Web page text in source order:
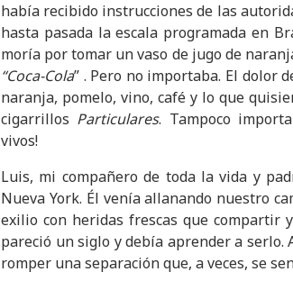
había recibido instrucciones de las
hasta pasada la escala programada en
moría por tomar un vaso de jugo de
“Coca-Cola” . Pero no importaba. El dolor
naranja, pomelo, vino, café y lo que
cigarrillos Particulares. Tampoco
vivos!
Luis, mi compañero de toda la vida y
Nueva York. Él venía allanando nuestro
exilio con heridas frescas que compartir
pareció un siglo y debía aprender a serlo.
romper una separación que, a veces, se